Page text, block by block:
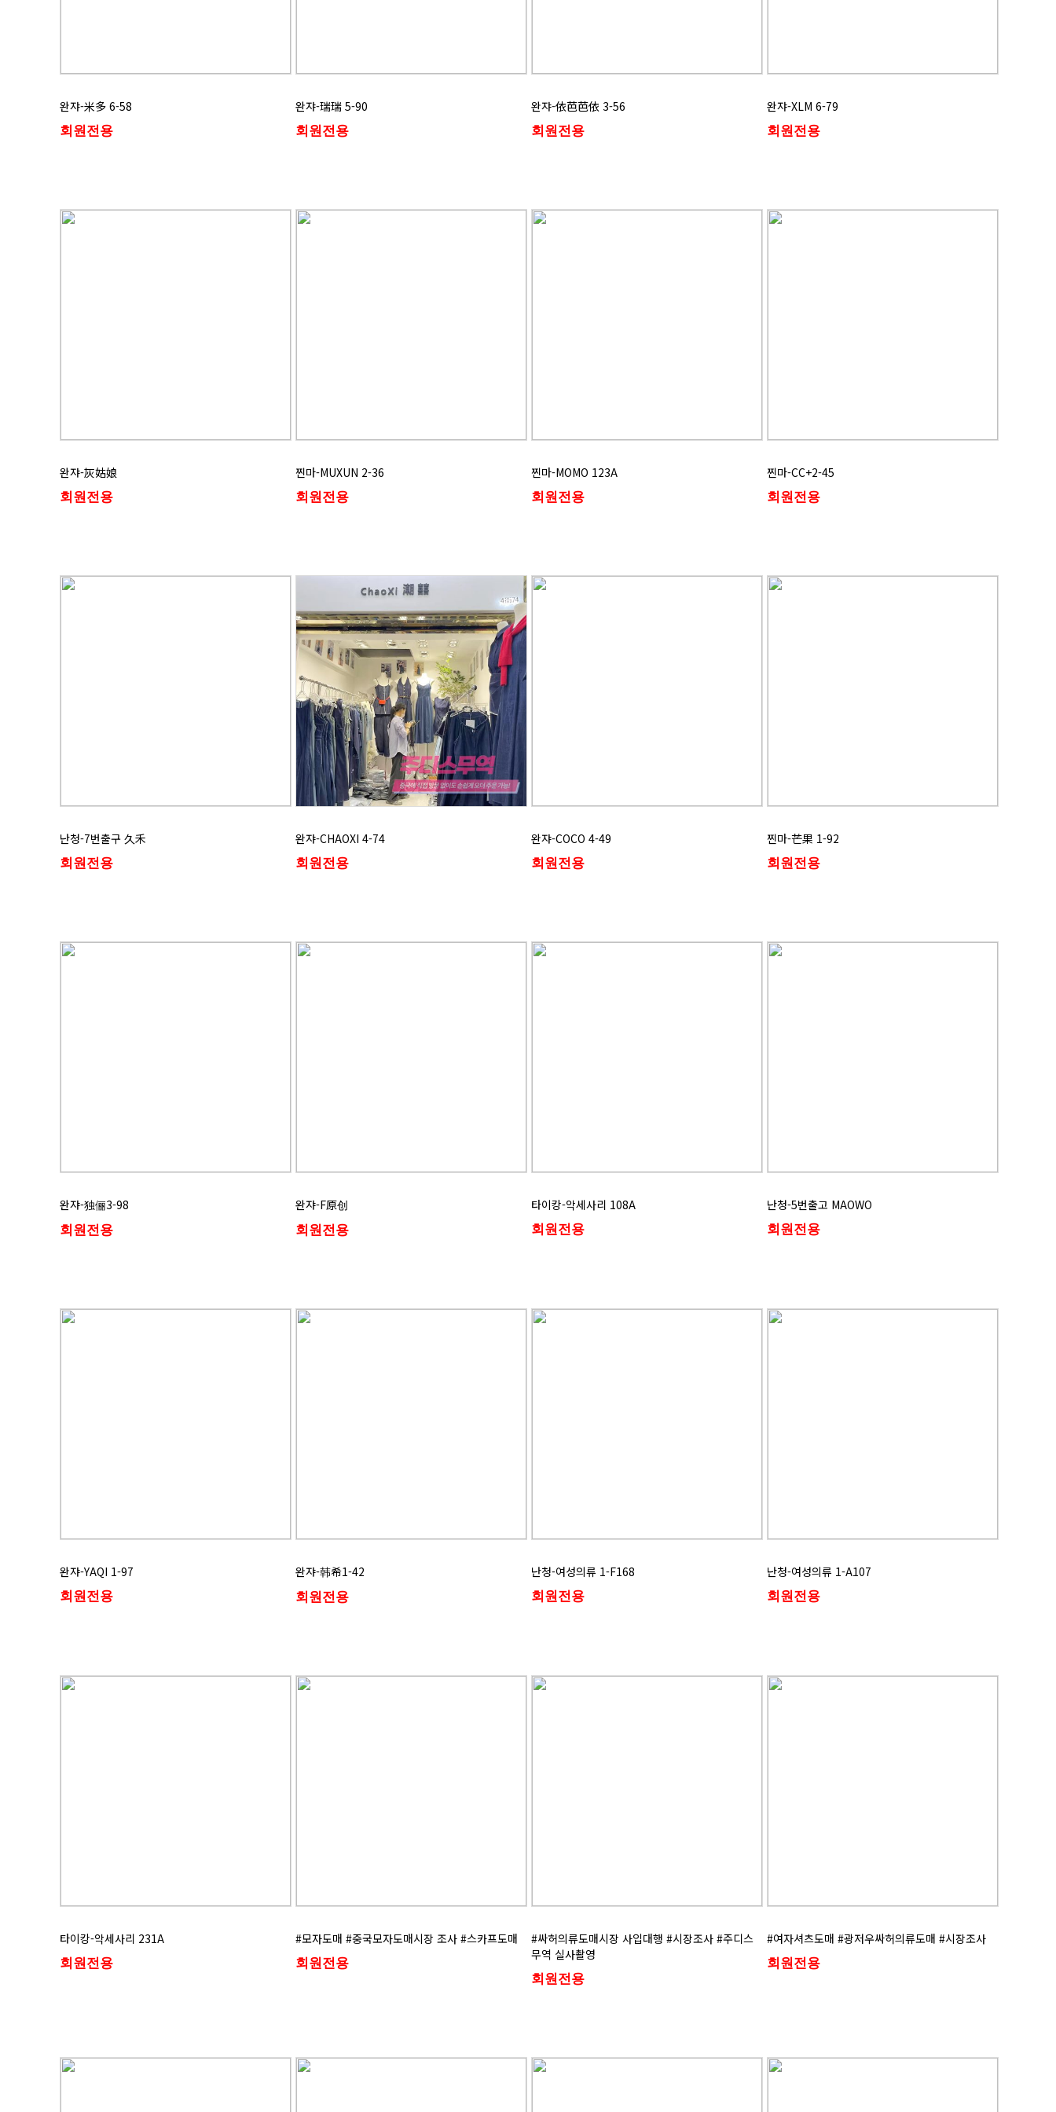
완쟈-米多 6-58
회원전용
완쟈-瑞瑞 5-90
회원전용
완쟈-依芭芭依 3-56
회원전용
완쟈-XLM 6-79
회원전용
완쟈-灰姑娘
회원전용
찐마-MUXUN 2-36
회원전용
찐마-MOMO 123A
회원전용
찐마-CC+2-45
회원전용
난청-7번출구 久禾
회원전용
완쟈-CHAOXI 4-74
회원전용
완쟈-COCO 4-49
회원전용
찐마-芒果 1-92
회원전용
완쟈-独俪3-98
회원전용
완쟈-F原创
회원전용
타이캉-악세사리 108A
회원전용
난청-5번출고 MAOWO
회원전용
완쟈-YAQI 1-97
회원전용
완쟈-韩希1-42
회원전용
난청-여성의류 1-F168
회원전용
난청-여성의류 1-A107
회원전용
타이캉-악세사리 231A
회원전용
#모자도매 #중국모자도매시장 조사 #스카프도매
회원전용
#싸허의류도매시장 사입대행 #시장조사 #주디스
무역 실사촬영
회원전용
#여자셔츠도매 #광저우싸허의류도매 #시장조사
회원전용